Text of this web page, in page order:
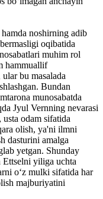
noshirning adib
oqibatida
muhim rol
hammuallif
bu masalada
Bundan
munosabatda
Jyul Vern­ning nevarasi
odam sifatida
olish, ya'ni ilmni
dasturini amalga
yetgan. Shunday
Ettselni yiliga uchta
o‘z mulki sifatida har
majburiyatini